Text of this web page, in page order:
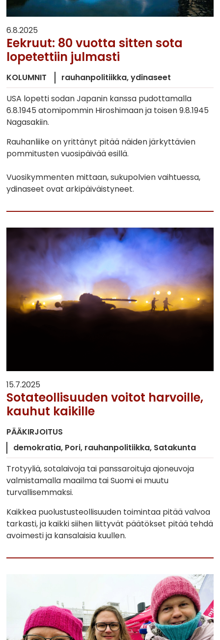
6.8.2025
Eekruut: 80 vuotta sitten sota
lopetettiin julmasti
KOLUMNIT rauhanpolitiikka ydinaseet
USA lopetti sodan Japanin kanssa pudottamalla
6.8.1945 atomipommin Hiroshimaan ja toisen 9.8.1945
Nagasakiin.
Rauhanliike on yrittänyt pitää näiden järkyttävien
pommitusten vuosipäivää esillä.
Vuosikymmenten mittaan, sukupolvien vaihtuessa,
ydinaseet ovat arkipäiväistyneet.
15.7.2025
Sotateollisuuden voitot harvoille,
kauhut kaikille
PÄÄKIRJOITUS
demokratia Pori rauhanpolitiikka Satakunta
Trotyyliä, sotalaivoja tai panssaroituja ajoneuvoja
valmistamalla maailma tai Suomi ei muutu
turvallisemmaksi.
Kaikkea puolustusteollisuuden toimintaa pitää valvoa
tarkasti, ja kaikki siihen liittyvät päätökset pitää tehdä
avoimesti ja kansalaisia kuullen.